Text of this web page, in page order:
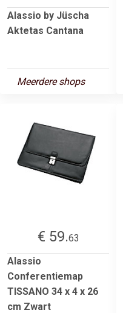
Alassio by Jüscha
Aktetas Cantana
Meerdere shops
€ 59.63
Alassio
Conferentiemap
TISSANO 34 x 4 x 26
cm Zwart